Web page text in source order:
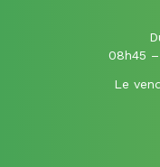
08h45 –
Le